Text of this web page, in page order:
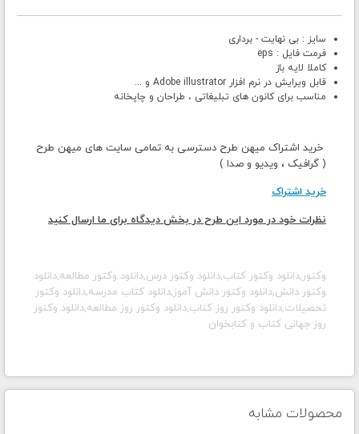
سایز : بی نهایت - برداری
فرمت فایل : eps
کاملا لایه باز
قابل ویرایش در نرم افزار Adobe illustrator و ...
مناسب برای کانون های تبلیغاتی ، طراحان و چاپخانه
خرید اشتراک میهن طرح دسترسی به تمامی سایت های میهن طرح
( گرافیک ، ویدیو و صدا )
خرید اشتراک
نظرات خود در مورد این طرح در بخش دیدگاه برای ما ارسال کنید
وکتور,دانلود وکتور کتاب,دانلود وکتور درس,دانلود وکتور مطالعه,دانلود
وکتور دانش,دانلود وکتور دانش آموز,دانلود کتاب مدرسه,دانلود وکتور
تحصیلات,دانلود وکتور روز کتاب,دانلود وکتور روز مطالعه,دانلود وکتور
روز جهانی کتاب و کتابخوان
محصولات مشابه